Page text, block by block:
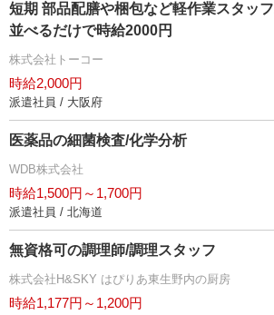
短期 部品配膳や梱包など軽作業スタッ
並べるだけで時給2000円
株式会社トーコー
時給2,000円
派遣社員 / 大阪府
医薬品の細菌検査/化学分析
WDB株式会社
時給1,500円～1,700円
派遣社員 / 北海道
無資格可の調理師/調理スタッフ
株式会社H&SKY はぴりあ東生野内の厨房
時給1,177円～1,200円